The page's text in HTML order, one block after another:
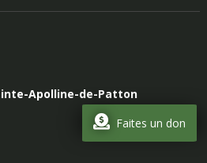
Faites un don
Apolline-de-Patton